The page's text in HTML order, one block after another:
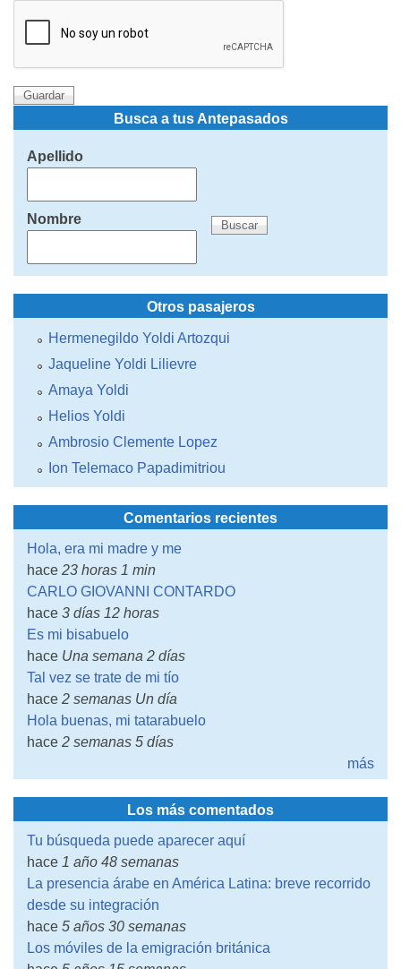
Busca a tus Antepasados
Apellido
Nombre
Otros pasajeros
Hermenegildo Yoldi Artozqui
Jaqueline Yoldi Lilievre
Amaya Yoldi
Helios Yoldi
Ambrosio Clemente Lopez
Ion Telemaco Papadimitriou
Comentarios recientes
Hola, era mi madre y me
hace 23 horas 1 min
CARLO GIOVANNI CONTARDO
hace 3 días 12 horas
Es mi bisabuelo
hace Una semana 2 días
Tal vez se trate de mi tío
hace 2 semanas Un día
Hola buenas, mi tatarabuelo
hace 2 semanas 5 días
más
Los más comentados
Tu búsqueda puede aparecer aquí
hace 1 año 48 semanas
La presencia árabe en América Latina: breve recorrido
desde su integración
hace 5 años 30 semanas
Los móviles de la emigración británica